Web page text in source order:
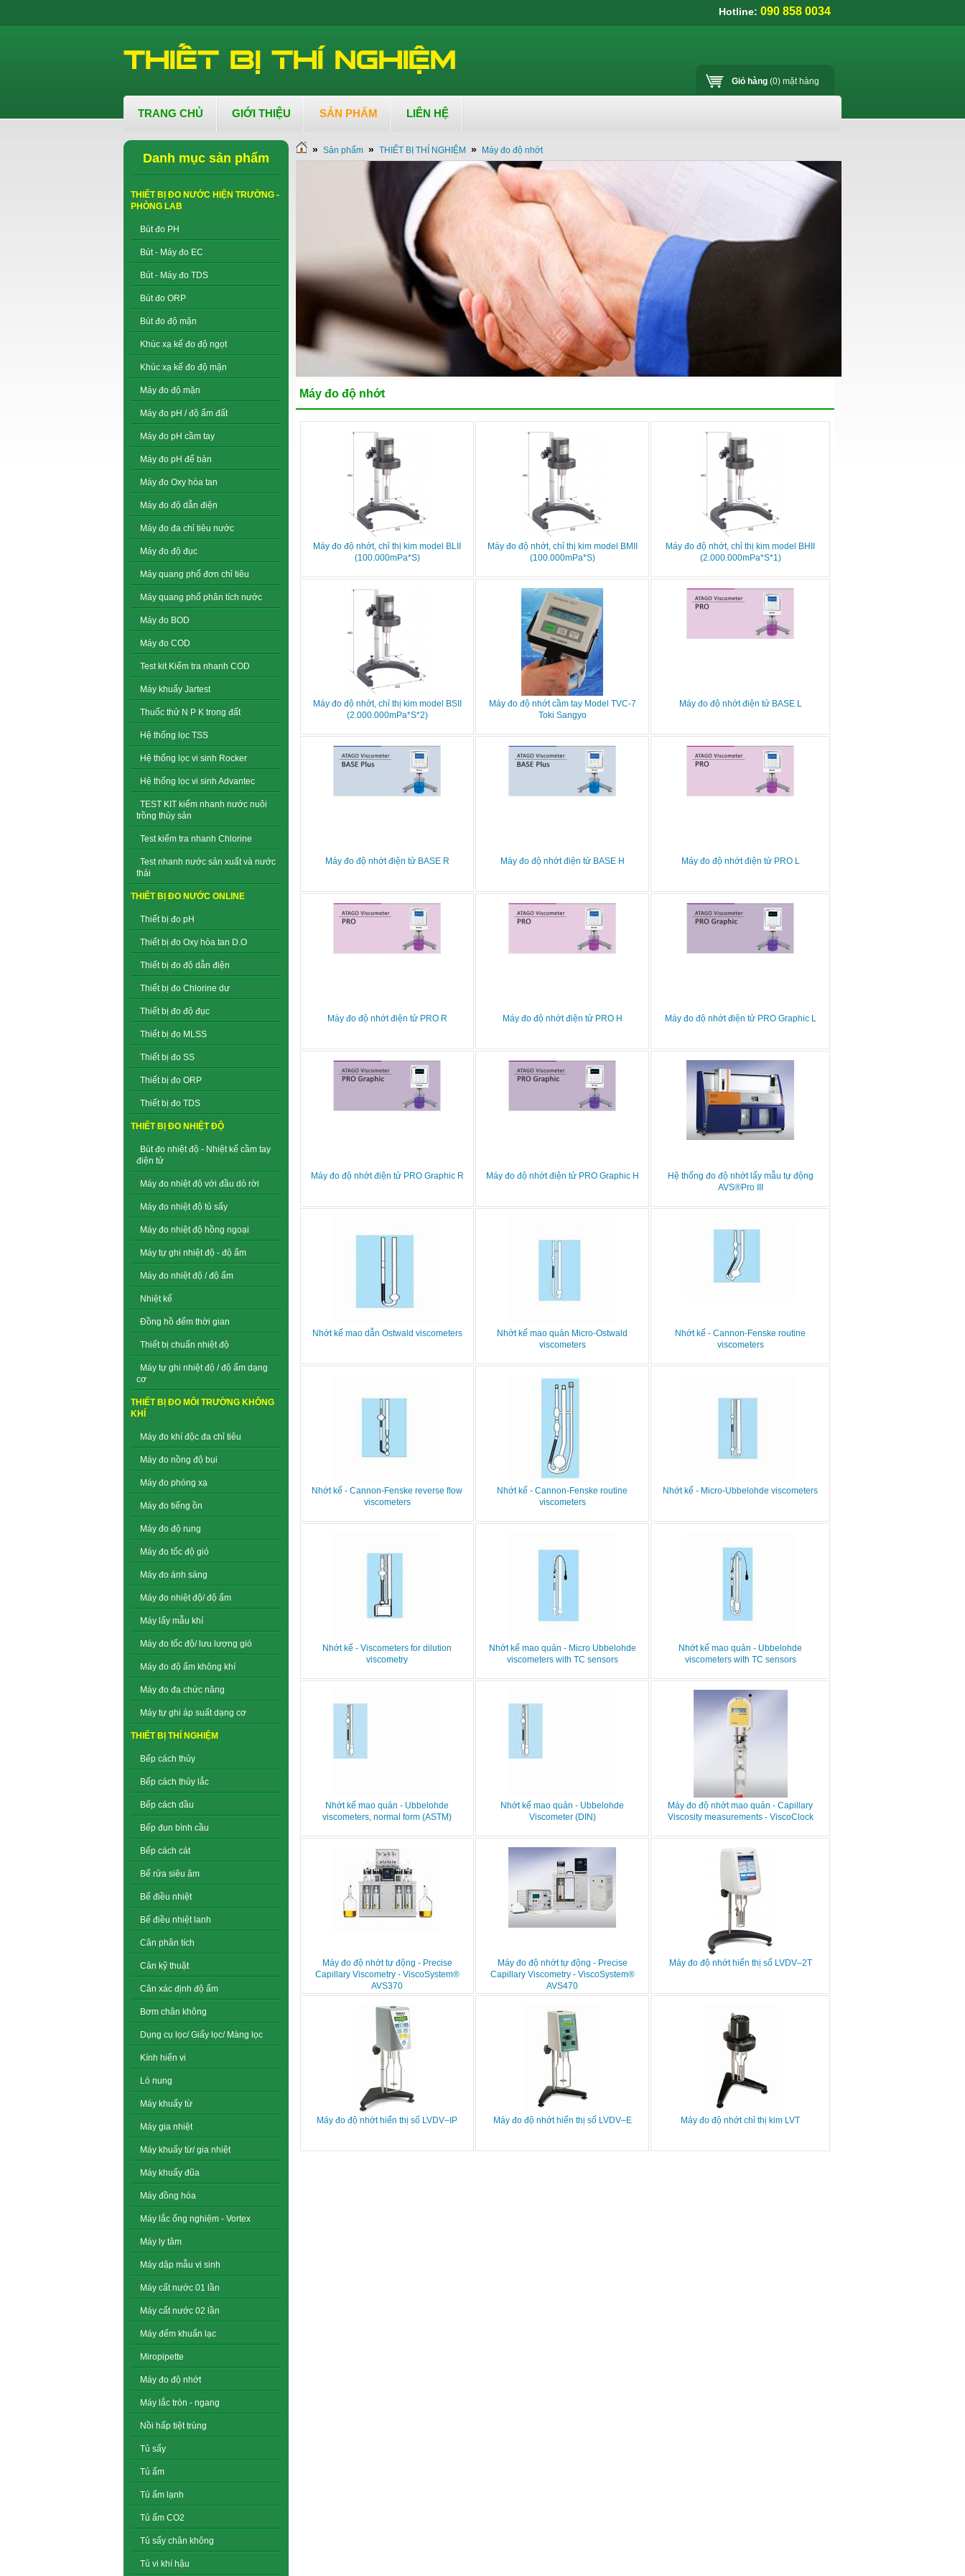
Hotline: 090 858 0034
Giỏ hàng (0) mặt hàng
TRANG CHỦ GIỚI THIỆU SẢN PHẨM LIÊN HỆ
Danh mục sản phẩm
THIẾT BỊ ĐO NƯỚC HIỆN TRƯỜNG -
PHÒNG LAB
Bút đo PH
Bút - Máy đo EC
Bút - Máy đo TDS
Bút đo ORP
Bút đo độ mặn
Khúc xạ kế đo độ ngọt
Khúc xạ kế đo độ mặn
Máy đo độ mặn
Máy đo pH / độ ẩm đất
Máy đo pH cầm tay
Máy đo pH để bàn
Máy đo Oxy hòa tan
Máy đo độ dẫn điện
Máy đo đa chỉ tiêu nước
Máy đo độ đục
Máy quang phổ đơn chỉ tiêu
Máy quang phổ phân tích nước
Máy đo BOD
Máy đo COD
Test kit Kiểm tra nhanh COD
Máy khuấy Jartest
Thuốc thử N P K trong đất
Hệ thống lọc TSS
Hệ thống lọc vi sinh Rocker
Hệ thống lọc vi sinh Advantec
TEST KIT kiểm nhanh nước nuôi
trồng thủy sản
Test kiểm tra nhanh Chlorine
Test nhanh nước sản xuất và nước
thải
THIẾT BỊ ĐO NƯỚC ONLINE
Thiết bị đo pH
Thiết bị đo Oxy hòa tan D.O
Thiết bị đo độ dẫn điện
Thiết bị đo Chlorine dư
Thiết bị đo độ đục
Thiết bị đo MLSS
Thiết bị đo SS
Thiết bị đo ORP
Thiết bị đo TDS
THIẾT BỊ ĐO NHIỆT ĐỘ
Bút đo nhiệt độ - Nhiệt kế cầm tay
điện tử
Máy đo nhiệt độ với đầu dò rời
Máy đo nhiệt độ tủ sấy
Máy đo nhiệt độ hồng ngoại
Máy tự ghi nhiệt độ - độ ẩm
Máy đo nhiệt độ / độ ẩm
Nhiệt kế
Đồng hồ đếm thời gian
Thiết bị chuẩn nhiệt độ
Máy tự ghi nhiệt độ / độ ẩm dạng
cơ
THIẾT BỊ ĐO MÔI TRƯỜNG KHÔNG
KHÍ
Máy đo khí độc đa chỉ tiêu
Máy đo nồng độ bụi
Máy đo phóng xạ
Máy đo tiếng ồn
Máy đo độ rung
Máy đo tốc độ gió
Máy đo ánh sáng
Máy đo nhiệt độ/ độ ẩm
Máy lấy mẫu khí
Máy đo tốc độ/ lưu lượng gió
Máy đo độ ẩm không khí
Máy đo đa chức năng
Máy tự ghi áp suất dạng cơ
THIẾT BỊ THÍ NGHIỆM
Bếp cách thủy
Bếp cách thủy lắc
Bếp cách dầu
Bếp đun bình cầu
Bếp cách cát
Bể rửa siêu âm
Bể điều nhiệt
Bể điều nhiệt lanh
Cân phân tích
Cân kỹ thuật
Cân xác định độ ẩm
Bơm chân không
Dụng cụ lọc/ Giấy lọc/ Màng lọc
Kính hiển vi
Lò nung
Máy khuấy từ
Máy gia nhiệt
Máy khuấy từ/ gia nhiệt
Máy khuấy đũa
Máy đồng hóa
Máy lắc ống nghiệm - Vortex
Máy ly tâm
Máy dập mẫu vi sinh
Máy cất nước 01 lần
Máy cất nước 02 lần
Máy đếm khuẩn lạc
Miropipette
Máy đo độ nhớt
Máy lắc tròn - ngang
Nồi hấp tiệt trùng
Tủ sấy
Tủ ấm
Tủ ấm lạnh
Tủ ấm CO2
Tủ sấy chân không
Tủ vi khí hậu
» Sản phẩm » THIẾT BỊ THÍ NGHIỆM » Máy đo độ nhớt
Máy đo độ nhớt
Máy đo độ nhớt, chỉ thị kim model BLII
(100.000mPa*S)
Máy đo độ nhớt, chỉ thị kim model BMII
(100.000mPa*S)
Máy đo độ nhớt, chỉ thị kim model BHII
(2.000.000mPa*S*1)
Máy đo độ nhớt, chỉ thị kim model BSII
(2.000.000mPa*S*2)
Máy đo độ nhớt cầm tay Model TVC-7
Toki Sangyo
Máy đo độ nhớt điện tử BASE L
Máy đo độ nhớt điện tử BASE R Máy đo độ nhớt điện tử BASE H Máy đo độ nhớt điện tử PRO L
Máy đo độ nhớt điện tử PRO R Máy đo độ nhớt điện tử PRO H Máy đo độ nhớt điện tử PRO Graphic L
Máy đo độ nhớt điện tử PRO Graphic R Máy đo độ nhớt điện tử PRO Graphic H
Hệ thống đo độ nhớt lấy mẫu tự động
AVS®Pro III
Nhớt kế mao dẫn Ostwald viscometers
Nhớt kế mao quản Micro-Ostwald
viscometers
Nhớt kế - Cannon-Fenske routine
viscometers
Nhớt kế - Cannon-Fenske reverse ﬂow
viscometers
Nhớt kế - Cannon-Fenske routine
viscometers
Nhớt kế - Micro-Ubbelohde viscometers
Nhớt kế - Viscometers for dilution
viscometry
Nhớt kế mao quản - Micro Ubbelohde
viscometers with TC sensors
Nhớt kế mao quản - Ubbelohde
viscometers with TC sensors
Nhớt kế mao quản - Ubbelohde
viscometers, normal form (ASTM)
Nhớt kế mao quản - Ubbelohde
Viscometer (DIN)
Máy đo độ nhớt mao quản - Capillary
Viscosity measurements - ViscoClock
Máy đo độ nhớt tự động - Precise
Capillary Viscometry - ViscoSystem®
AVS370
Máy đo độ nhớt tự động - Precise
Capillary Viscometry - ViscoSystem®
AVS470
Máy đo độ nhớt hiển thị số LVDV–2T
Máy đo độ nhớt hiển thị số LVDV–IP Máy đo độ nhớt hiển thị số LVDV–E Máy đo độ nhớt chỉ thị kim LVT